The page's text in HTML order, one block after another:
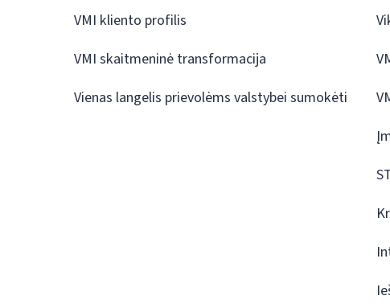
VMI kliento profilis
VMI skaitmeninė transformacija
Vienas langelis prievolėms valstybei sumokėti